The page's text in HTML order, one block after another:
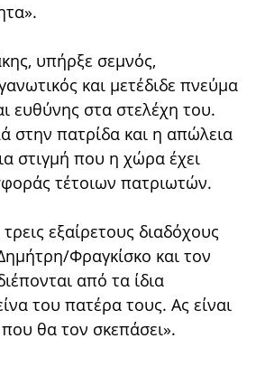
υπήρξε σεμνός,
και μετέδιδε πνεύμα
ευθύνης στα στελέχη του.
στην πατρίδα και η απώλεια
στιγμή που η χώρα έχει
τέτοιων πατριωτών.
εξαίρετους διαδόχους
Φραγκίσκο και τον
από τα ίδια
του πατέρα τους. Ας είναι
θα τον σκεπάσει».